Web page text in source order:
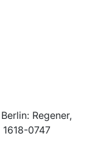
Regener,
1618-0747